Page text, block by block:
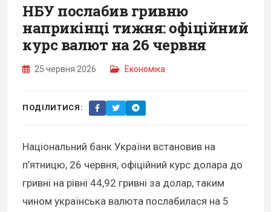
НБУ послабив гривню
наприкінці тижня: офіційний
курс валют на 26 червня
25 червня 2026 Економіка
ПОДІЛИТИСЯ:
Національний банк України встановив на
п’ятницю, 26 червня, офіційний курс долара до
гривні на рівні 44,92 гривні за долар, таким
чином українська валюта послабилася на 5